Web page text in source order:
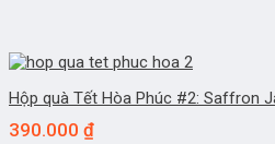
Hộp quà Tết Hòa Phúc #2: Saffron
390.000 ₫